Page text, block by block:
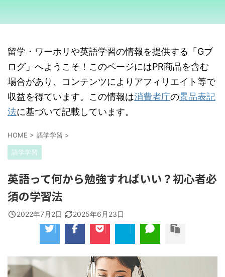
留学・ワーホリや英語学習の情報を提供する「Gブ
ログ」へようこそ！このページにはPR商品を含む
場合があり、コンテンツによりアフィリエイト等で
収益を得ています。この情報は消費者庁の景品表記
法に基づいて記載しています。
HOME > 語学学習 >
語学学習
英語って何から勉強すればいい？初心者必
須の学習法
2022年7月2日 2025年6月23日